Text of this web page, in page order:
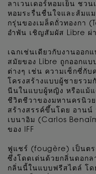
ลาเวนเดอร์หอมเย็น ชว
หอมระรื่นชื่นใจและส้มแ
กรุ่นของเมล็ดถั่วทองกา
อำพัน เชิญสัมผัส Libre ผ่
เฉกเช่นเดียวกับงานออก
สมัยของ Libre ถูกออกแ
ต่างๆ เช่น ความเซ็กซี่กั
โครงสร้างแบบผู้ชายรว
นีนในแบบผู้หญิง หรือแม้
ชีวิตชีวาของมหานครนิว
สร้างสรรค์ขึ้นโดย อาน
เบนาอิม (Carlos
ของ IFF
ฟูแชร์ (fougère) เป็นตร
ซึ่งโดดเด่นด้วยกลิ่นดอกล
กลิ่นนี้ในแบบฟรีสไตล์ โ